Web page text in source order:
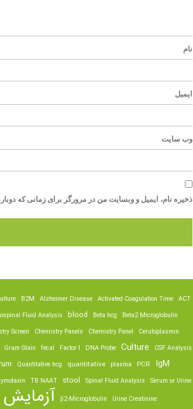
نام
ایمیل
وب‌ سایت
ذخیره نام، ایمیل و وبسایت من در مرورگر برای زمانی که
ACT
Activated Coagulation Time
Alzheimer Disease
B2M
Beta2 Microglobulin
Beta hcg
blood
Fluid Analysis
Ceruloplasmin
Chemistry Panel
Chemistry Panels
Screen
CSF Analysis
Culture
DNA Probe
Factor I
fecal
Gram Stain
IgM
PCR
plasma
quantitative
Quantitative hcg
Serum or Urine
Spinal Fluid Analysis
stool
TB NAAT
Urine Creatinine
β2-Microglobulin آزمایش